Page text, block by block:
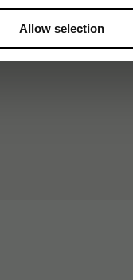
Allow selection